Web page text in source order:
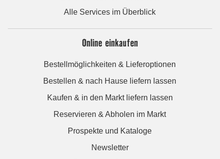
Alle Services im Überblick
Online einkaufen
Bestellmöglichkeiten & Lieferoptionen
Bestellen & nach Hause liefern lassen
Kaufen & in den Markt liefern lassen
Reservieren & Abholen im Markt
Prospekte und Kataloge
Newsletter